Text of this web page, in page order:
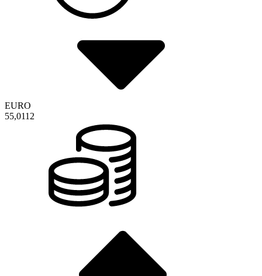
EURO
55,0112